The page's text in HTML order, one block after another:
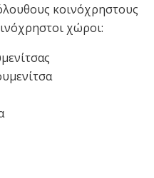
κοινόχρηστους
χώροι: